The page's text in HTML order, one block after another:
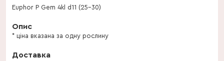
Euphor P Gem 4kl d11 (25-30)
Опис
* ціна вказана за одну рослину
Доставка